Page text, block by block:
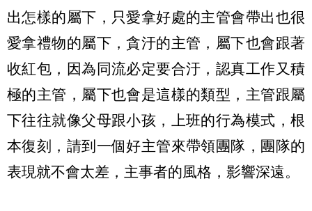
出怎樣的屬下，只愛拿好處的主管會帶出也很
愛拿禮物的屬下，貪汙的主管，屬下也會跟著
收紅包，因為同流必定要合汙，認真工作又積
極的主管，屬下也會是這樣的類型，主管跟屬
下往往就像父母跟小孩，上班的行為模式，根
本復刻，請到一個好主管來帶領團隊，團隊的
表現就不會太差，主事者的風格，影響深遠。